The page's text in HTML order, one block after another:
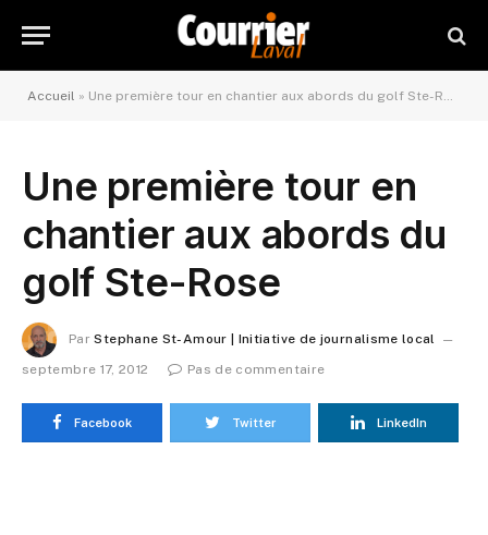
Accueil » Une première tour en chantier aux abords du golf Ste-Rose
Une première tour en
chantier aux abords du
golf Ste-Rose
Par Stephane St-Amour | Initiative de journalisme local
septembre 17, 2012
Pas de commentaire
Facebook Twitter LinkedIn